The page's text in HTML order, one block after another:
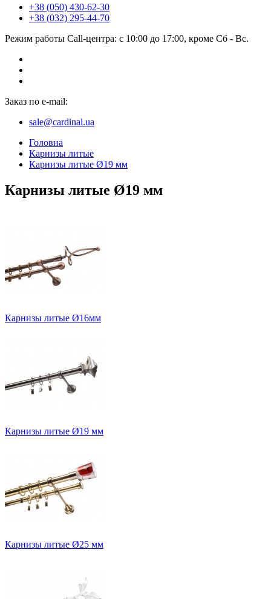
+38 (050) 430-62-30
+38 (032) 295-44-70
Режим работы Call-центра: с 10:00 до 17:00, кроме Сб - Вс.
Заказ по e-mail:
sale@cardinal.ua
Головна
Карнизы литые
Карнизы литые Ø19 мм
Карнизы литые Ø19 мм
Карнизы литые Ø16мм
Карнизы литые Ø19 мм
Карнизы литые Ø25 мм